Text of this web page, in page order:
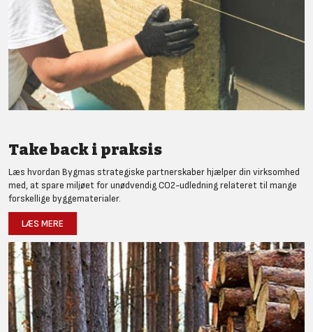
Take back i praksis
Læs hvordan Bygmas strategiske partnerskaber hjælper din virksomhed
med, at spare miljøet for unødvendig CO2-udledning relateret til mange
forskellige byggematerialer.
LÆS MERE